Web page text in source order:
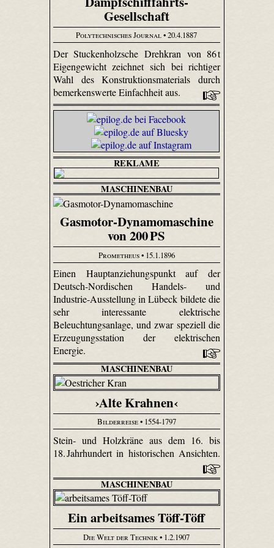
Gesellschaft
Polytechnisches Journal• 20.4.1887
Der Stuckenholzsche Drehkran von 86 t
Eigengewicht zeichnet sich bei richtiger
Wahl des Konstruktionsmaterials durch
bemerkenswerte Einfachheit aus.
REKLAME
MASCHINENBAU
Gasmotor-Dynamomaschine
von 200 PS
Prometheus• 15.1.1896
Einen Hauptanziehungspunkt auf der
Deutsch-Nordischen Handels- und
Industrie-Ausstellung in Lübeck bildete die
sehr interessante elektrische
Beleuchtungsanlage, und zwar speziell die
Erzeugungsstation der elektrischen
Energie.
MASCHINENBAU
›Alte Krahnen‹
Bilderreise• 1554-1797
Stein- und Holzkräne aus dem 16. bis
18. Jahrhundert in historischen Ansichten.
MASCHINENBAU
Ein arbeitsames Töff-Töff
Die Welt der Technik• 1.2.1907